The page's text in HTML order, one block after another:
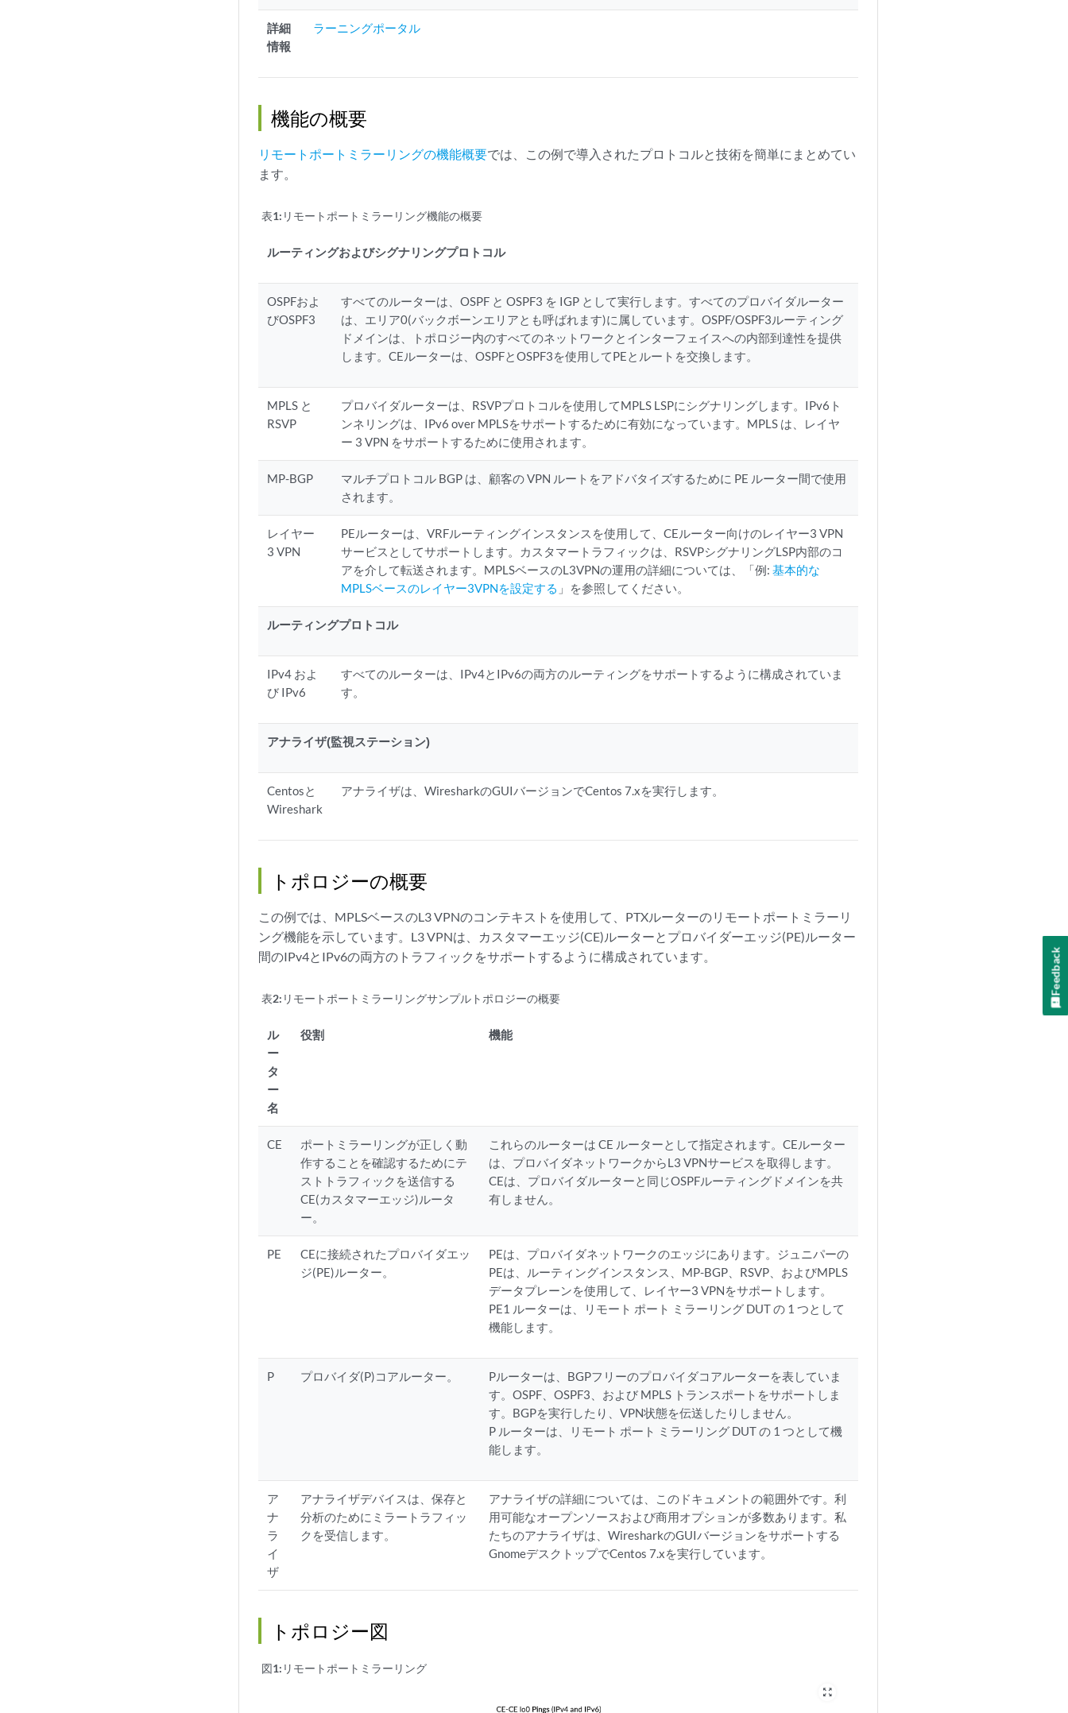
詳細
情報
ラーニングポータル
機能の概要
リモートポートミラーリングの機能概要では、この例で導入されたプロトコルと技術を簡単にまとめてい
ます。
表1: リモートポートミラーリング機能の概要
ルーティングおよびシグナリングプロトコル
OSPFおよ
びOSPF3
すべてのルーターは、OSPF と OSPF3 を IGP として実行します。すべてのプロバイダルーター
は、エリア0(バックボーンエリアとも呼ばれます)に属しています。OSPF/OSPF3ルーティング
ドメインは、トポロジー内のすべてのネットワークとインターフェイスへの内部到達性を提供
します。CEルーターは、OSPFとOSPF3を使用してPEとルートを交換します。
MPLS と
RSVP
プロバイダルーターは、RSVPプロトコルを使用してMPLS LSPにシグナリングします。IPv6ト
ンネリングは、IPv6 over MPLSをサポートするために有効になっています。MPLS は、レイヤ
ー 3 VPN をサポートするために使用されます。
MP-BGP
マルチプロトコル BGP は、顧客の VPN ルートをアドバタイズするために PE ルーター間で使用
されます。
レイヤー
3 VPN
PEルーターは、VRFルーティングインスタンスを使用して、CEルーター向けのレイヤー3 VPN
サービスとしてサポートします。カスタマートラフィックは、RSVPシグナリングLSP内部のコ
アを介して転送されます。MPLSベースのL3VPNの運用の詳細については、「例:基本的な
MPLSベースのレイヤー3VPNを設定する 」を参照してください。
ルーティングプロトコル
IPv4 およ
び IPv6
すべてのルーターは、IPv4とIPv6の両方のルーティングをサポートするように構成されていま
す。
アナライザ(監視ステーション)
Centosと
Wireshark
アナライザは、WiresharkのGUIバージョンでCentos 7.xを実行します。
トポロジーの概要
この例では、MPLSベースのL3 VPNのコンテキストを使用して、PTXルーターのリモートポートミラーリ
ング機能を示しています。L3 VPNは、カスタマーエッジ(CE)ルーターとプロバイダーエッジ(PE)ルーター
間のIPv4とIPv6の両方のトラフィックをサポートするように構成されています。
表2: リモートポートミラーリングサンプルトポロジーの概要
ル
ー
タ
ー
名
役割 機能
CE
ポートミラーリングが正しく動
作することを確認するためにテ
ストトラフィックを送信する
CE(カスタマーエッジ)ルータ
ー。
これらのルーターは CE ルーターとして指定されます。CEルーター
は、プロバイダネットワークからL3 VPNサービスを取得します。
CEは、プロバイダルーターと同じOSPFルーティングドメインを共
有しません。
PE
CEに接続されたプロバイダエッ
ジ(PE)ルーター。
PEは、プロバイダネットワークのエッジにあります。ジュニパーの
PEは、ルーティングインスタンス、MP-BGP、RSVP、およびMPLS
データプレーンを使用して、レイヤー3 VPNをサポートします。
PE1 ルーターは、リモート ポート ミラーリング DUT の 1 つとして
機能します。
P プロバイダ(P)コアルーター。
Pルーターは、BGPフリーのプロバイダコアルーターを表していま
す。OSPF、OSPF3、および MPLS トランスポートをサポートしま
す。BGPを実行したり、VPN状態を伝送したりしません。
P ルーターは、リモート ポート ミラーリング DUT の 1 つとして機
能します。
ア
ナ
ラ
イ
ザ
アナライザデバイスは、保存と
分析のためにミラートラフィッ
クを受信します。
アナライザの詳細については、このドキュメントの範囲外です。利
用可能なオープンソースおよび商用オプションが多数あります。私
たちのアナライザは、WiresharkのGUIバージョンをサポートする
GnomeデスクトップでCentos 7.xを実行しています。
トポロジー図
図1: リモートポートミラーリング
zoom_out_map
Feedback